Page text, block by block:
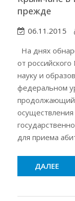
прежде
06.11.2015
На днях
от
науку и
федеральном
продолжающий
осуществления
для приема
ДАЛЕЕ